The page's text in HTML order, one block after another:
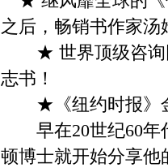
之后，畅销书作家汤
★ 世界顶级咨询团
志书！
★《纽约时报》金
早在20世纪60年
顿博士就开始分享他